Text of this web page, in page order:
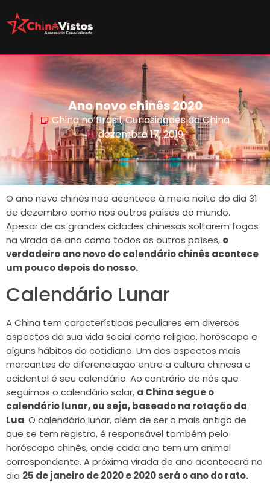
Ano novo chinês 2020
China no Brasil,Curiosidades da China
dezembro 17, 2019
O ano novo chinês não acontece à meia noite do dia 31
de dezembro como nos outros países do mundo.
Apesar de as grandes cidades chinesas soltarem fogos
na virada de ano como todos os outros países, o
verdadeiro ano novo do calendário chinês acontece
um pouco depois do nosso.
Calendário Lunar
A China tem características peculiares em diversos
aspectos da sua vida social como religião, horóscopo e
alguns hábitos do cotidiano. Um dos aspectos mais
marcantes de diferenciação entre a cultura chinesa e
ocidental é seu calendário. Ao contrário de nós que
seguimos o calendário solar, a China segue o
calendário lunar, ou seja, baseado na rotação da
Lua. O calendário lunar, além de ser o mais antigo de
que se tem registro, é responsável também pelo
horóscopo chinês, onde cada ano tem um animal
correspondente. A próxima virada de ano acontecerá no
dia 25 de janeiro de 2020 e 2020 será o ano do rato.